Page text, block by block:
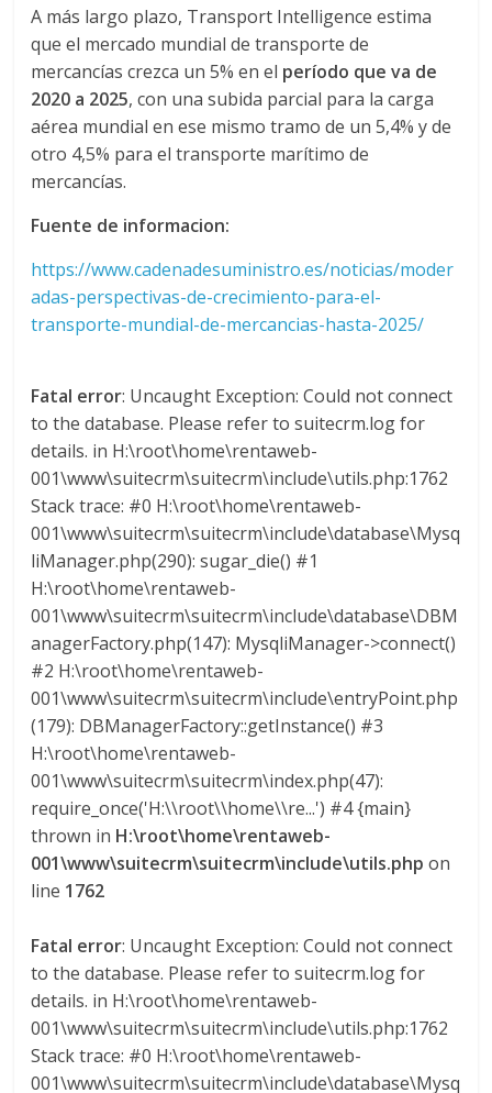
p
o
s
y
M
a
q
u
n
a
r
a
e
n
C
o
A más largo plazo, Transport Intelligence estima
que el mercado mundial de transporte de
mercancías crezca un 5% en el período que va de
2020 a 2025, con una subida parcial para la carga
aérea mundial en ese mismo tramo de un 5,4% y de
otro 4,5% para el transporte marítimo de
mercancías.
Fuente de informacion:
https://www.cadenadesuministro.es/noticias/moder
adas-perspectivas-de-crecimiento-para-el-
transporte-mundial-de-mercancias-hasta-2025/
Fatal error: Uncaught Exception: Could not connect
to the database. Please refer to suitecrm.log for
details. in H:\root\home\rentaweb-
001\www\suitecrm\suitecrm\include\utils.php:1762
Stack trace: #0 H:\root\home\rentaweb-
001\www\suitecrm\suitecrm\include\database\Mysq
liManager.php(290): sugar_die() #1
H:\root\home\rentaweb-
001\www\suitecrm\suitecrm\include\database\DBM
anagerFactory.php(147): MysqliManager->connect()
#2 H:\root\home\rentaweb-
001\www\suitecrm\suitecrm\include\entryPoint.php
(179): DBManagerFactory::getInstance() #3
H:\root\home\rentaweb-
001\www\suitecrm\suitecrm\index.php(47):
require_once('H:\\root\\home\\re...') #4 {main}
thrown in H:\root\home\rentaweb-
001\www\suitecrm\suitecrm\include\utils.php on
line 1762
Fatal error: Uncaught Exception: Could not connect
to the database. Please refer to suitecrm.log for
details. in H:\root\home\rentaweb-
001\www\suitecrm\suitecrm\include\utils.php:1762
Stack trace: #0 H:\root\home\rentaweb-
001\www\suitecrm\suitecrm\include\database\Mysq